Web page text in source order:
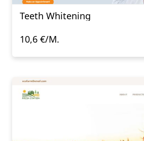
Teeth Whitening
10,6 €/M.